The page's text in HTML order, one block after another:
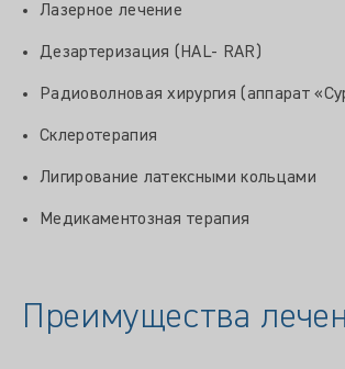
Лазерное лечение
Дезартеризация (HAL- RAR)
Радиоволновая хирургия (аппарат
Склеротерапия
Лигирование латексными кольцами
Медикаментозная терапия
Преимущества